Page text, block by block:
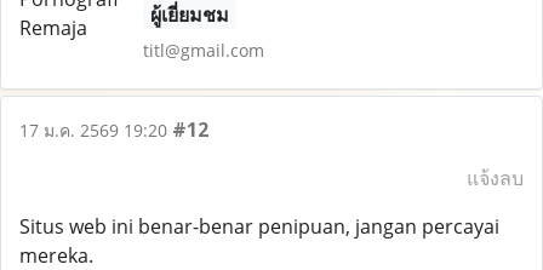
ผู้เยี่ยมชม
titl@gmail.com
17 ม.ค. 2569 19:20 #12
แจ้งลบ
Situs web ini benar-benar penipuan, jangan percayai
mereka.